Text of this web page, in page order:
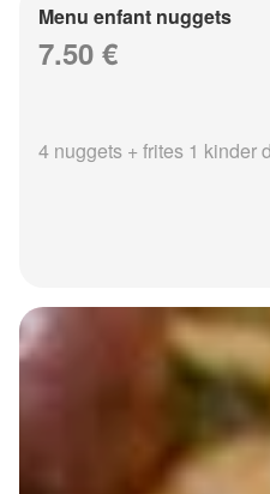
Menu enfant nuggets
7.50 €
4 nuggets + frites 1 kinder